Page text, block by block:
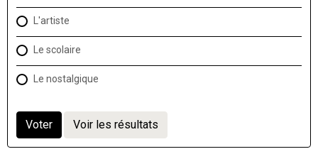
L'artiste
Le scolaire
Le nostalgique
Voter Voir les résultats